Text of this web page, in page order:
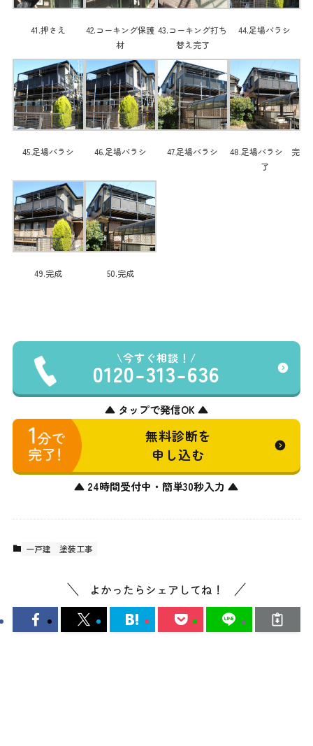
41.押さえ
42.コーキング保護
材
43.コーキング打ち
替え完了
44.足場バラシ
45.足場バラシ 46.足場バラシ 47.足場バラシ
48.足場バラシ 完
了
49.完成 50.完成
今すぐ相談！
0120-313-636
▲ タップで発信OK ▲
無料診断を
申し込む
▲ 24時間受付中・簡単30秒入力 ▲
一戸建 塗装工事
よかったらシェアしてね！